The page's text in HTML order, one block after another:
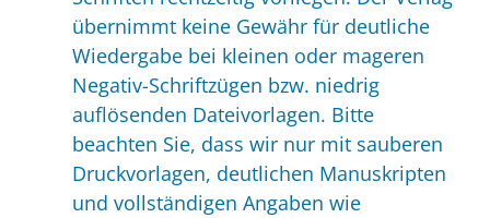
übernimmt keine Gewähr für deutliche
Wiedergabe bei kleinen oder mageren
Negativ-Schriftzügen bzw. niedrig
auflösenden Dateivorlagen. Bitte
beachten Sie, dass wir nur mit sauberen
Druckvorlagen, deutlichen Manuskripten
und vollständigen Angaben wie